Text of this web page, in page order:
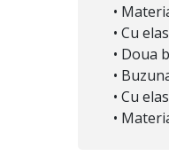
•
• Cu
• Doua
•
• Cu
•